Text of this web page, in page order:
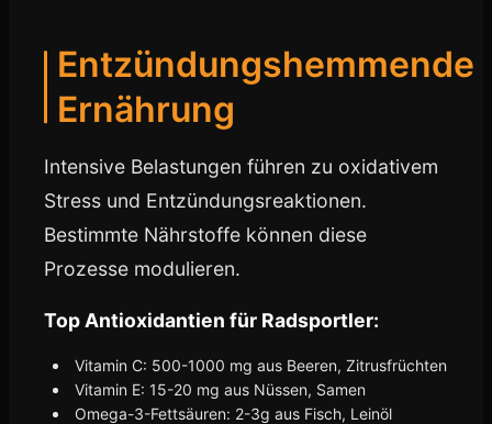
Entzündungshemmende
Ernährung
Intensive Belastungen führen zu oxidativem
Stress und Entzündungsreaktionen.
Bestimmte Nährstoffe können diese
Prozesse modulieren.
Top Antioxidantien für Radsportler:
Vitamin C: 500-1000 mg aus Beeren, Zitrusfrüchten
Vitamin E: 15-20 mg aus Nüssen, Samen
Omega-3-Fettsäuren: 2-3g aus Fisch, Leinöl